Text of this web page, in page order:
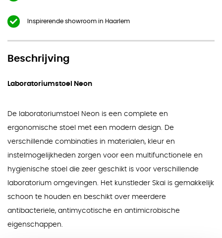
Inspirerende showroom in Haarlem
Beschrijving
Laboratoriumstoel Neon
De laboratoriumstoel Neon is een complete en
ergonomische stoel met een modern design. De
verschillende combinaties in materialen, kleur en
instelmogelijkheden zorgen voor een multifunctionele en
hygienische stoel die zeer geschikt is voor verschillende
laboratorium omgevingen. Het kunstleder Skai is gemakkelijk
schoon te houden en beschikt over meerdere
antibacteriele, antimycotische en antimicrobische
eigenschappen.